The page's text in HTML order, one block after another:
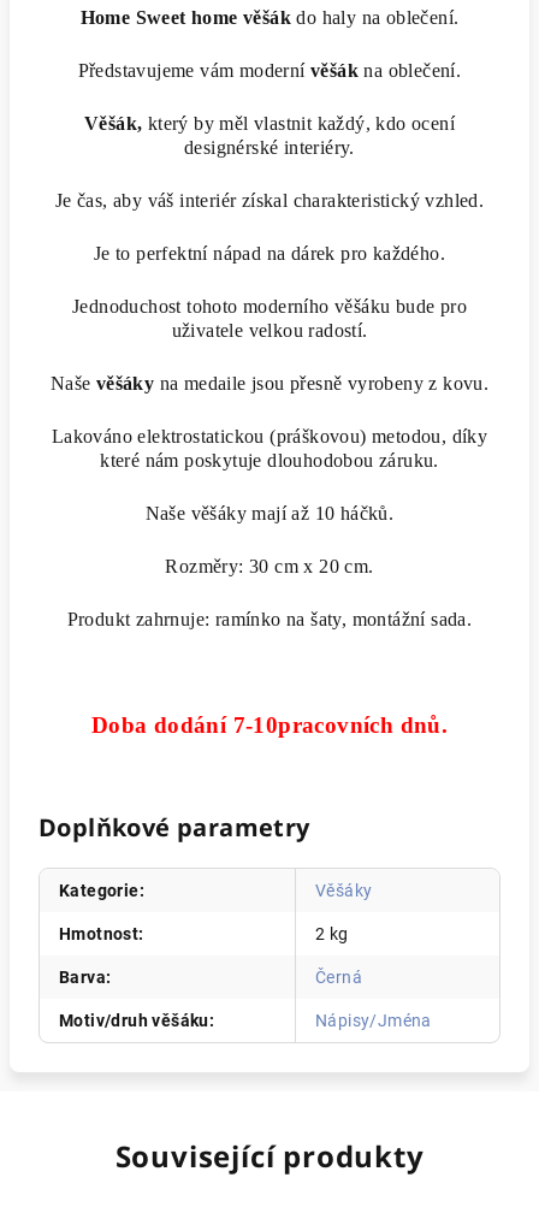
Home Sweet home věšák do haly na oblečení.
Představujeme vám modernívěšák na oblečení.
Věšák, který by měl vlastnit každý, kdo ocení
designérské interiéry.
Je čas, aby váš interiér získal charakteristický vzhled.
Je to perfektní nápad na dárek pro každého.
Jednoduchost tohoto moderního věšáku bude pro
uživatele velkou radostí.
Naše věšáky na medaile jsou přesně vyrobeny z kovu.
Lakováno elektrostatickou (práškovou) metodou, díky
které nám poskytuje dlouhodobou záruku.
Naše věšáky mají až 10 háčků.
Rozměry: 30 cm x 20 cm.
Produkt zahrnuje: ramínko na šaty, montážní sada.
Doba dodání 7-10pracovních dnů.
Doplňkové parametry
Kategorie: Věšáky
Hmotnost: 2 kg
Barva: Černá
Motiv/druh věšáku: Nápisy/Jména
Související produkty